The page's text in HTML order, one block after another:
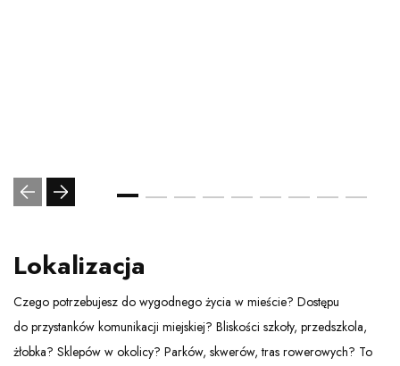
Lokalizacja
Czego potrzebujesz do wygodnego życia w mieście? Dostępu
do przystanków komunikacji miejskiej? Bliskości szkoły, przedszkola,
żłobka? Sklepów w okolicy? Parków, skwerów, tras rowerowych? To